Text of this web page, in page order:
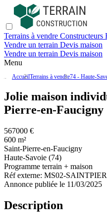
Terrains à vendre Constructeurs
Vendre un terrain Devis maison
Vendre un terrain Devis maison
Menu
AccueilTerrains à vendre74 - Haute-
Jolie maison
Pierre-en-Faucigny
567000 €
600 m²
Saint-Pierre-en-Faucigny
Haute-Savoie (74)
Programme terrain + maison
Réf externe: MS02-
Annonce publiée le 11/03/2025
Description